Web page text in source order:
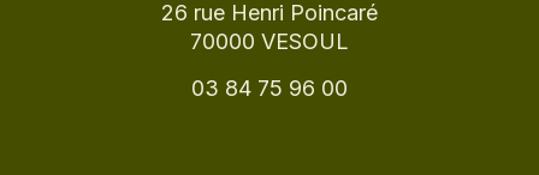
26 rue Henri Poincaré
70000 VESOUL
03 84 75 96 00